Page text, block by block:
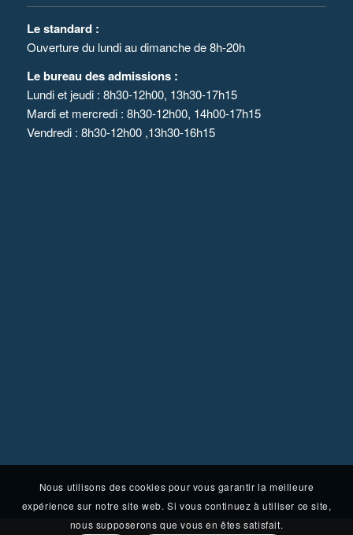
Le standard :
Ouverture du lundi au dimanche de 8h-20h
Le bureau des admissions :
Lundi et jeudi : 8h30-12h00, 13h30-17h15
Mardi et mercredi : 8h30-12h00, 14h00-17h15
Vendredi : 8h30-12h00 ,13h30-16h15
Nous utilisons des cookies pour vous garantir la meilleure
expérience sur notre site web. Si vous continuez à utiliser ce site,
nous supposerons que vous en êtes satisfait.